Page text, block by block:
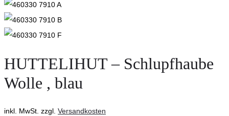
HUTTELIHUT – Schlupfhaube
Wolle , blau
inkl. MwSt. zzgl. Versandkosten